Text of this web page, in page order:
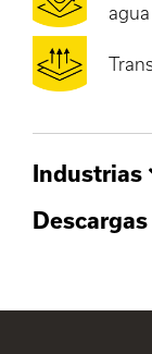
agua
Industrias
Descargas